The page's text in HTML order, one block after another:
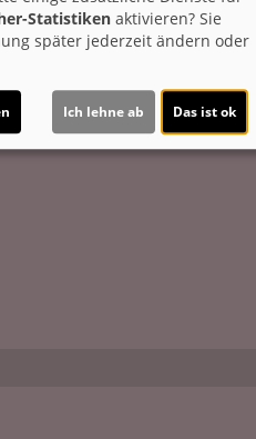
Statistiken aktivieren? Sie
später jederzeit ändern oder
Ich lehne ab Das ist ok